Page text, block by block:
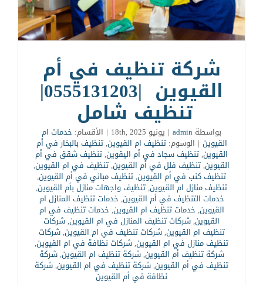
شركة تنظيف في أم
القيوين |0555131203|
تنظيف شامل
بواسطة admin
| يونيو 18th, 2025 | الأقسام: خدمات ام
القيوين | الوسوم:تنظيف ام القيوين,تنظيف بالبخار في أم
القيوين,تنظيف سجاد في أم اليقوين,تنظيف شقق في أم
القيوين,تنظيف فلل في أم القيوين,تنظيف في ام القيوين,
تنظيف كنب في أم القيوين,تنظيف مباني في أم القيوين,
تنظيف منازل ام القيوين,تنظيف واجهات منازل بأم القيوين,
خدمات التنظيف في أم القيوين, خدمات تنظيف المنازل ام
القيوين, خدمات تنظيف ام القيوين, خدمات تنظيف في ام
القيوين,شركات تنظيف المنازل في ام القيوين,شركات
تنظيف ام القيوين,شركات تنظيف في ام القيوين,شركات
تنظيف منازل في ام القيوين,شركات نظافة في ام القيوين,
شركة تنظيف أم القيوين,شركة تنظيف ام القيوين,شركة
تنظيف في أم القيوين,شركة تنظيف في ام القيوين,شركة
نظافة في أم القيوين